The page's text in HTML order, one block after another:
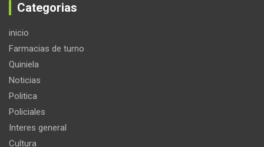
Categorias
inicio
Farmacias de turno
Quiniela
Noticias
Politica
Policiales
Interes general
Cultura